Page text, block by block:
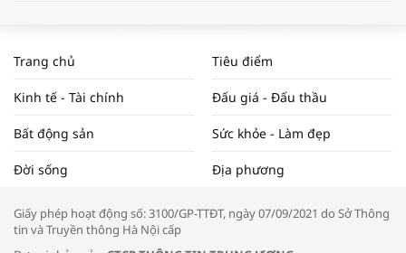
ĐẬP THỊ TRƯỜNG #62
Tọa đàm “Xúc tiến thương mại: Khơi
thông đầu ra cho sản phẩm OCOP”
Trang chủ Tiêu điểm
Kinh tế - Tài chính Đấu giá - Đấu thầu
Bất động sản Sức khỏe - Làm đẹp
Đời sống Địa phương
Giấy phép hoạt động số: 3100/GP-TTĐT, ngày 07/09/2021 do Sở Thông
tin và Truyền thông Hà Nội cấp